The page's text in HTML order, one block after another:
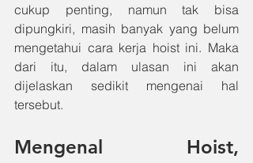
cukup penting, namun tak bisa
dipungkiri, masih banyak yang belum
mengetahui cara kerja hoist ini. Maka
dari itu, dalam ulasan ini akan
dijelaskan sedikit mengenai hal
tersebut.
Mengenal Hoist,